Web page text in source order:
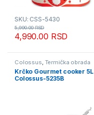
SKU: CSS-5430
4,990.00 RSD
5,990.00RSD
Colossus Termička obrada
hrane
Krčko Gourmet cooker 5L
Colossus-5235B